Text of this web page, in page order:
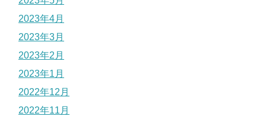
2023年4月
2023年3月
2023年2月
2023年1月
2022年12月
2022年11月